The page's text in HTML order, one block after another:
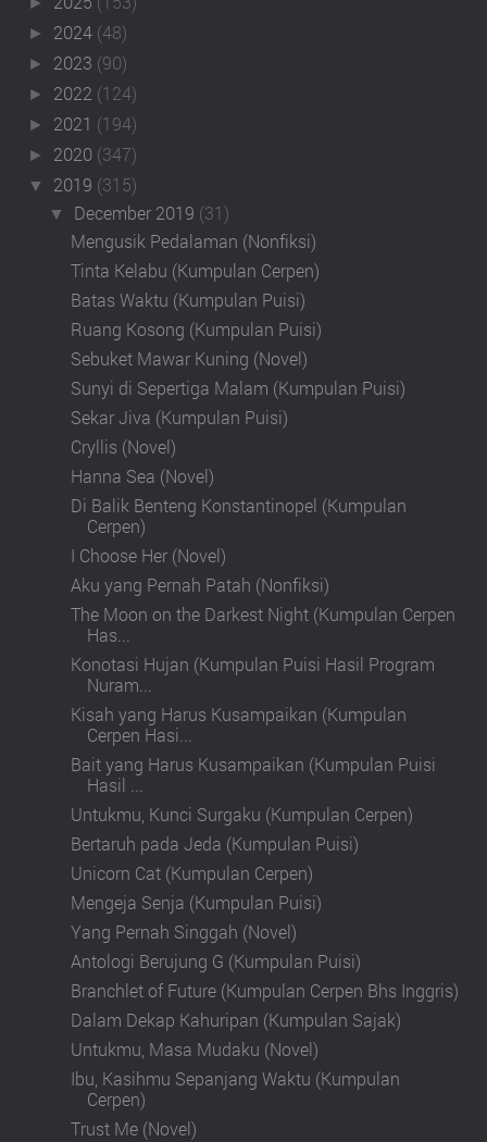
► 2024 (48)
► 2023 (90)
► 2022 (124)
► 2021 (194)
► 2020 (347)
▼ 2019 (315)
▼ December 2019 (31)
Mengusik Pedalaman (Nonfiksi)
Tinta Kelabu (Kumpulan Cerpen)
Batas Waktu (Kumpulan Puisi)
Ruang Kosong (Kumpulan Puisi)
Sebuket Mawar Kuning (Novel)
Sunyi di Sepertiga Malam (Kumpulan Puisi)
Sekar Jiva (Kumpulan Puisi)
Cryllis (Novel)
Hanna Sea (Novel)
Di Balik Benteng Konstantinopel (Kumpulan
Cerpen)
I Choose Her (Novel)
Aku yang Pernah Patah (Nonfiksi)
The Moon on the Darkest Night (Kumpulan Cerpen
Has...
Konotasi Hujan (Kumpulan Puisi Hasil Program
Nuram...
Kisah yang Harus Kusampaikan (Kumpulan
Cerpen Hasi...
Bait yang Harus Kusampaikan (Kumpulan Puisi
Hasil ...
Untukmu, Kunci Surgaku (Kumpulan Cerpen)
Bertaruh pada Jeda (Kumpulan Puisi)
Unicorn Cat (Kumpulan Cerpen)
Mengeja Senja (Kumpulan Puisi)
Yang Pernah Singgah (Novel)
Antologi Berujung G (Kumpulan Puisi)
Branchlet of Future (Kumpulan Cerpen Bhs Inggris)
Dalam Dekap Kahuripan (Kumpulan Sajak)
Untukmu, Masa Mudaku (Novel)
Ibu, Kasihmu Sepanjang Waktu (Kumpulan
Cerpen)
Trust Me (Novel)